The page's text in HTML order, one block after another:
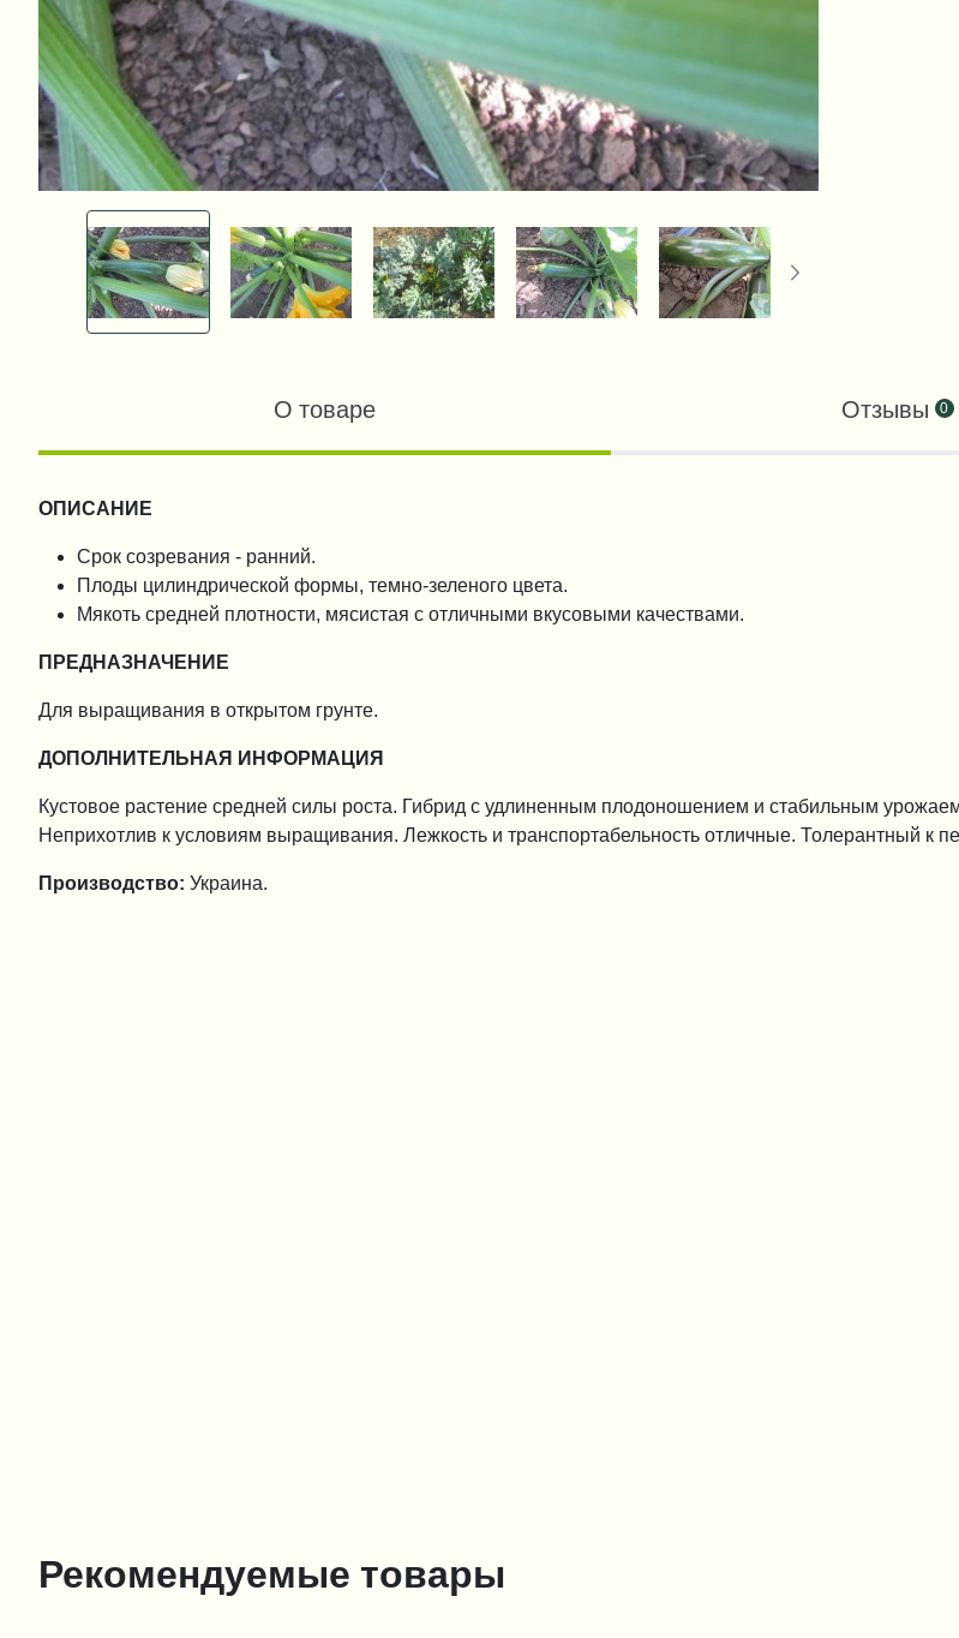
О товаре Отзывы 0
ОПИСАНИЕ
Срок созревания - ранний.
Плоды цилиндрической формы, темно-зеленого цвета.
Мякоть средней плотности, мясистая с отличными вкусовыми качествами.
ПРЕДНАЗНАЧЕНИЕ
Для выращивания в открытом грунте.
ДОПОЛНИТЕЛЬНАЯ ИНФОРМАЦИЯ
Кустовое растение средней силы роста. Гибрид с удлиненным плодоношением и стабильным
Неприхотлив к условиям выращивания. Лежкость и транспортабельность отличные. Толерантный к
Производство: Украина.
Рекомендуемые товары